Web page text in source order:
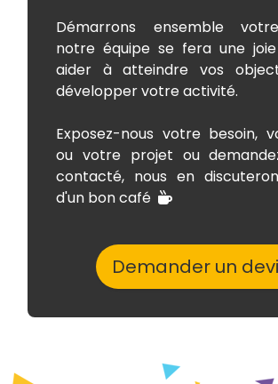
Démarrons ensemble
notre équipe se fera une
aider à atteindre vos
développer votre activité.
Exposez-nous votre besoin,
ou votre projet ou
contacté, nous en
d'un bon café
Demander un